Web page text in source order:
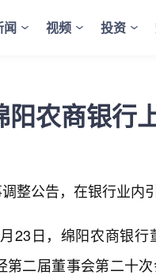
闻 视频 投资
农商银行
整公告，在银行业内
23日，绵阳农商银
二届董事会第二十